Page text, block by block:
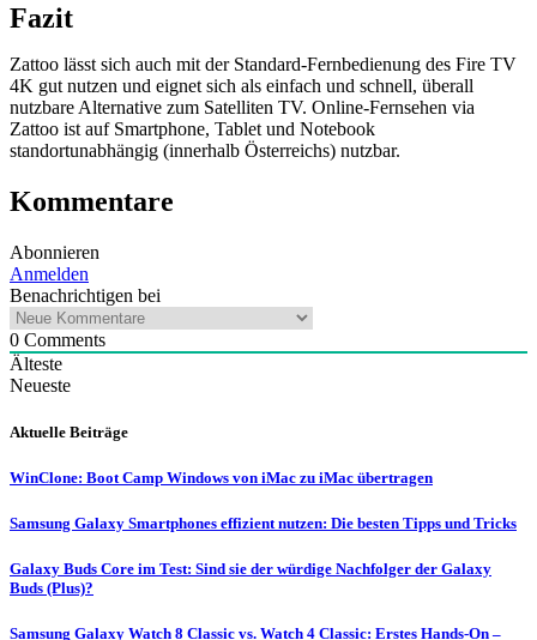
Fazit
Zattoo lässt sich auch mit der Standard-Fernbedienung des Fire TV
4K gut nutzen und eignet sich als einfach und schnell, überall
nutzbare Alternative zum Satelliten TV. Online-Fernsehen via
Zattoo ist auf Smartphone, Tablet und Notebook
standortunabhängig (innerhalb Österreichs) nutzbar.
Kommentare
Abonnieren
Anmelden
Benachrichtigen bei
0 Comments
Älteste
Neueste
Aktuelle Beiträge
WinClone: Boot Camp Windows von iMac zu iMac übertragen
Samsung Galaxy Smartphones effizient nutzen: Die besten Tipps und Tricks
Galaxy Buds Core im Test: Sind sie der würdige Nachfolger der Galaxy
Buds (Plus)?
Samsung Galaxy Watch 8 Classic vs. Watch 4 Classic: Erstes Hands-On –